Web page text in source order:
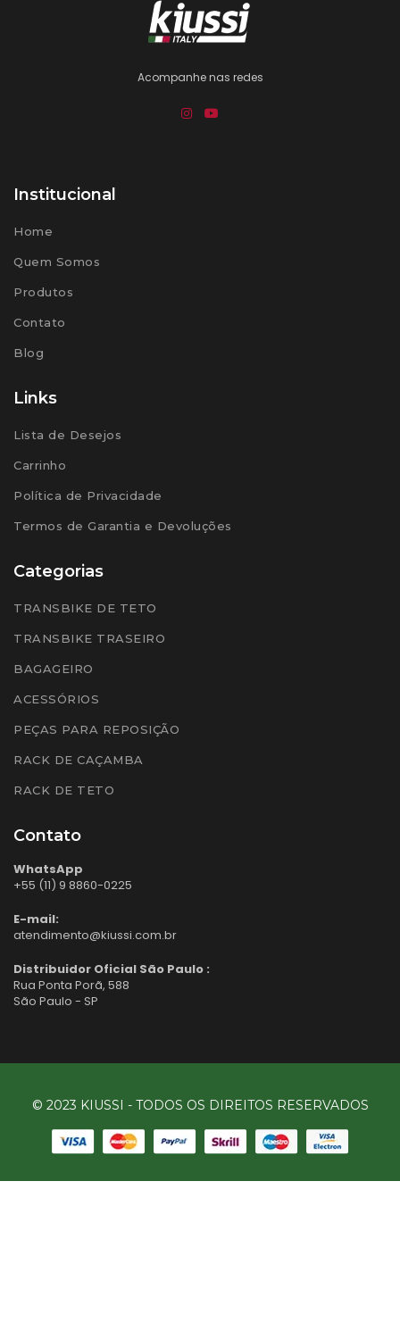
Acompanhe nas redes
Institucional
Home
Quem Somos
Produtos
Contato
Blog
Links
Lista de Desejos
Carrinho
Política de Privacidade
Termos de Garantia e Devoluções
Categorias
TRANSBIKE DE TETO
TRANSBIKE TRASEIRO
BAGAGEIRO
ACESSÓRIOS
PEÇAS PARA REPOSIÇÃO
RACK DE CAÇAMBA
RACK DE TETO
Contato
WhatsApp
+55 (11) 9 8860-0225
E-mail:
atendimento@kiussi.com.br
Distribuidor Oficial São Paulo :
Rua Ponta Porã, 588
São Paulo - SP
© 2023 KIUSSI - TODOS OS DIREITOS RESERVADOS